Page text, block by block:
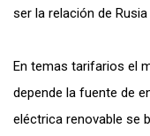
ser la relación de
En temas tarifarios el
depende la fuente de
eléctrica renovable se